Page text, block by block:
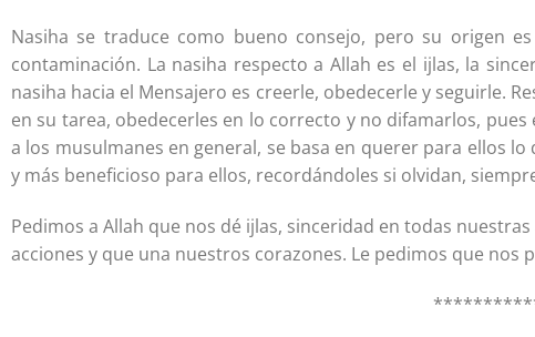
Nasiha se traduce como bueno consejo, pero su origen
contaminación. La nasiha respecto a Allah es el ijlas, la
nasiha hacia el Mensajero es creerle, obedecerle y seguirle.
en su tarea, obedecerles en lo correcto y no difamarlos,
a los musulmanes en general, se basa en querer para ellos
y más beneficioso para ellos, recordándoles si olvidan,
Pedimos a Allah que nos dé ijlas, sinceridad en todas
acciones y que una nuestros corazones. Le pedimos que nos